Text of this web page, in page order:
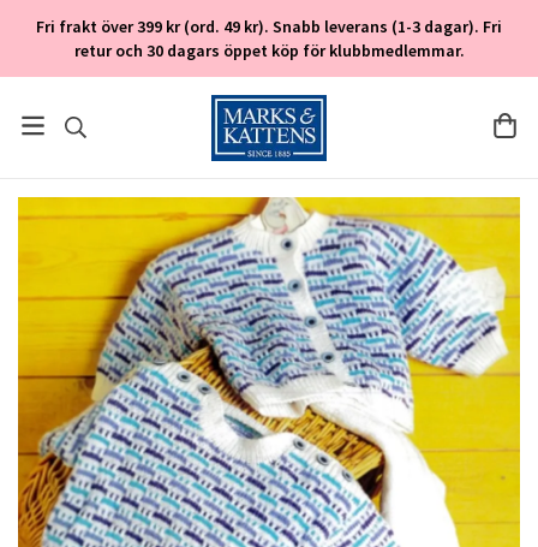
Fri frakt över 399 kr (ord. 49 kr). Snabb leverans (1-3 dagar). Fri
retur och 30 dagars öppet köp för klubbmedlemmar.